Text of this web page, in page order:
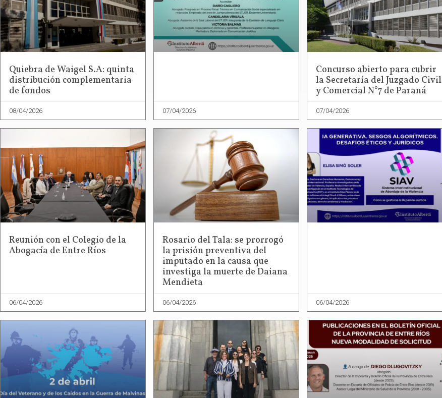
Quiebra de Waigel S.A: quinta
distribución complementaria
de fondos
08/04/2026 07/04/2026
Concurso abierto para cubrir
la Secretaría del Juzgado Civil
y Comercial N°7 de Paraná
07/04/2026
Reunión con el Colegio de la
Abogacía de Entre Ríos
06/04/2026
Rosario del Tala: se prorrogó
la prisión preventiva del
imputado en la causa que
investiga la muerte de Daiana
Mendieta
06/04/2026 06/04/2026